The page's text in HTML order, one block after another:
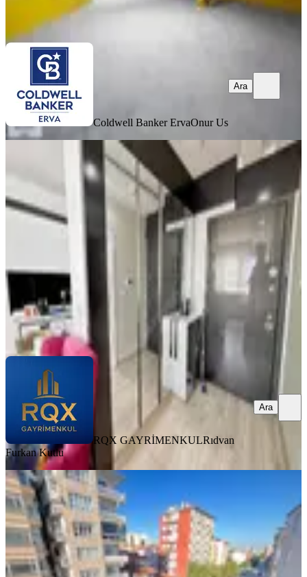
Coldwell Banker ErvaOnur Us
Ara
Turgut Özal Mahallesi Güvenlikli
Sitede Yüksek Kat 1+1 Rezidans
Yenimahalle, Turgut Özal Mahallesi
10. Kat· 06.08.2026
RQX GAYRİMENKUL Rıdvan Furkan Kutlu
Ara
RQX GAYRİMENKULRıdvan
Furkan Kutlu
Ara
YENİ
İvedik Caddesi -metro Yanı-ister Daire
İster Ofis 2+1 Üst Katta*
Yenimahalle, Özevler Mahallesi
2+1
·100 m²·5. Kat 06.08.2026